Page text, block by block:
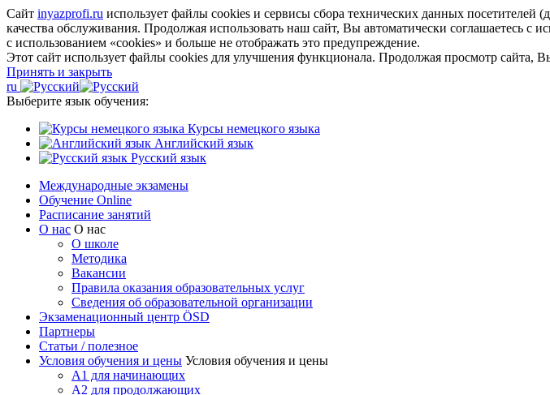
Сайт inyazprofi.ru использует файлы cookies и сервисы сбора технических данных посетителей
качества обслуживания. Продолжая использовать наш сайт, Вы автоматически соглашаетесь
с использованием «cookies» и больше не отображать это предупреждение.
Этот сайт использует файлы cookies для улучшения функционала. Продолжая просмотр сайта,
Принять и закрыть
ru
Выберите язык обучения:
Курсы немецкого языка
Английский язык
Русский язык
Международные экзамены
Обучение Online
Расписание занятий
О нас О нас
О школе
Методика
Вакансии
Правила оказания образовательных услуг
Сведения об образовательной организации
Экзаменационный центр ÖSD
Партнеры
Статьи / полезное
Условия обучения и цены Условия обучения и цены
A1 для начинающих
A2 для продолжающих